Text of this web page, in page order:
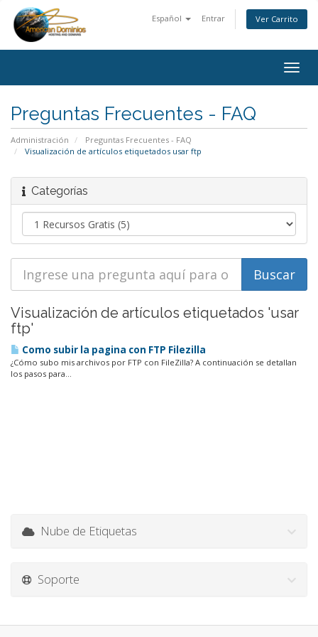
Español Entrar Ver Carrito
Preguntas Frecuentes - FAQ
Administración
Preguntas Frecuentes - FAQ
Visualización de artículos etiquetados usar ftp
Categorías
Visualización de artículos etiquetados 'usar
ftp'
Como subir la pagina con FTP Filezilla
¿Cómo subo mis archivos por FTP con FileZilla? A continuación se detallan
los pasos para...
Nube de Etiquetas
Soporte